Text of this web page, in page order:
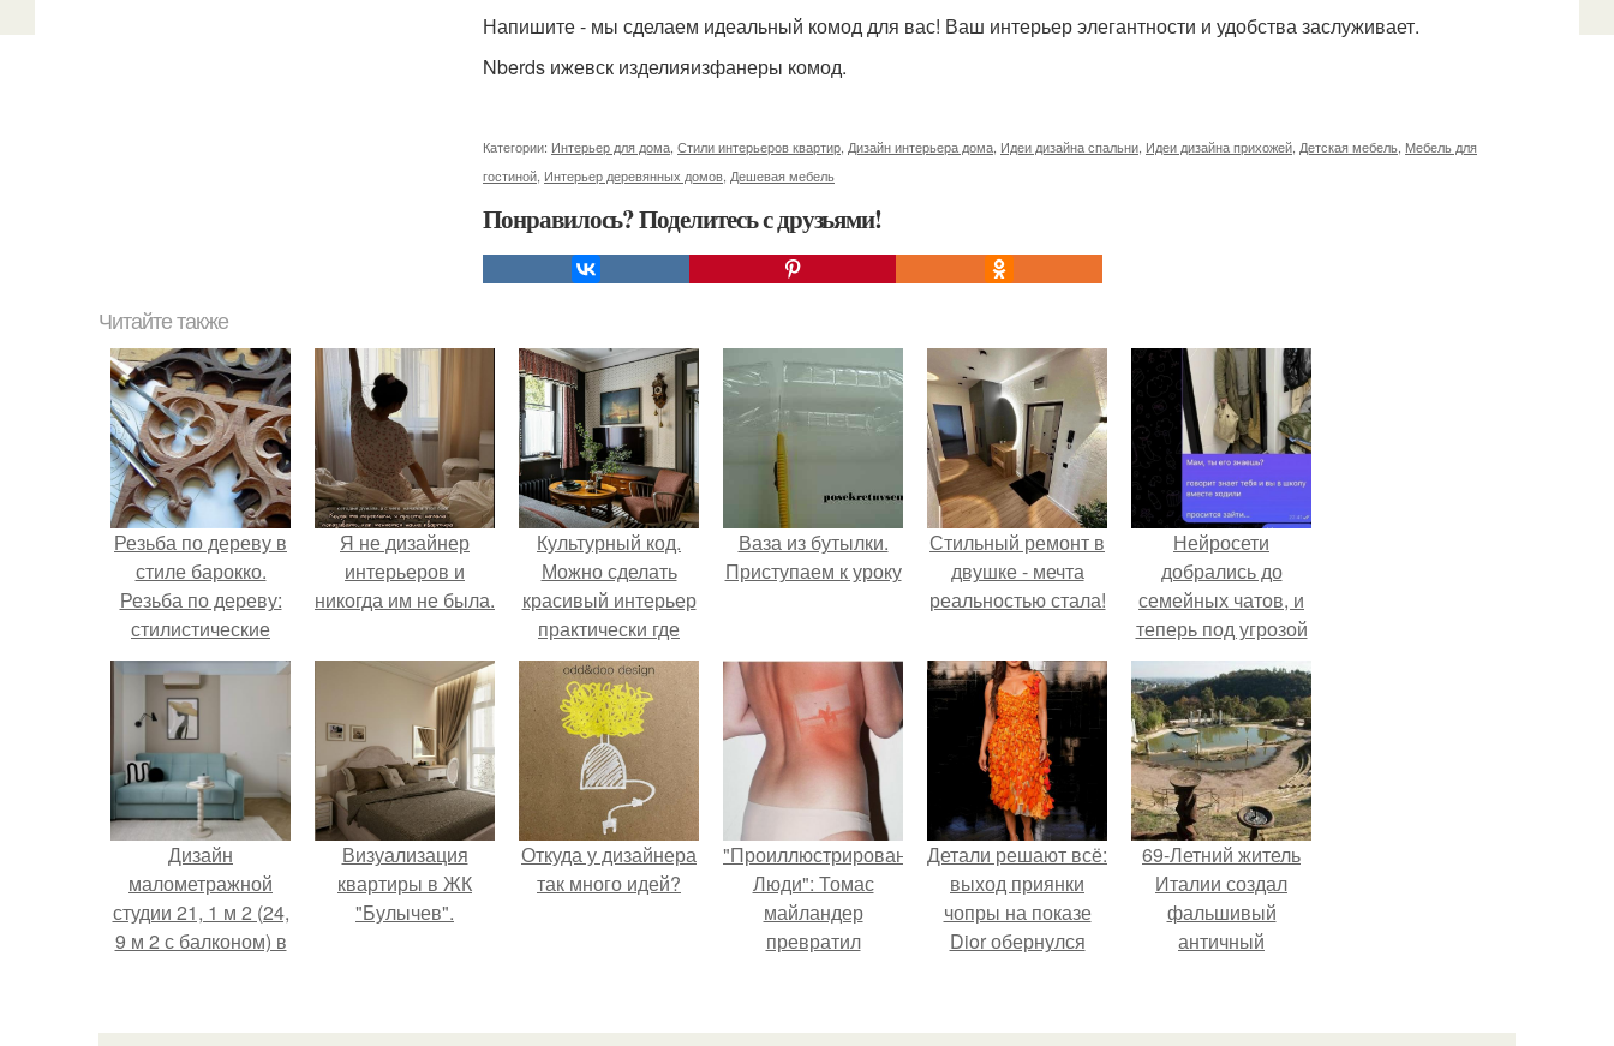
Напишите - мы сделаем идеальный комод для вас! Ваш интерьер элегантности и удобства заслуживает.
Nberds ижевск изделияизфанеры комод.
Категории: Интерьер для дома Стили интерьеров квартир Дизайн интерьера дома Идеи дизайна спальни Идеи дизайна прихожей Детская мебель Мебель для
гостиной Интерьер деревянных домов Дешевая мебель
Понравилось? Поделитесь с друзьями!
Читайте также
Резьба по дереву в
стиле барокко.
Резьба по дереву:
стилистические
направления и
характерные узоры.
Я не дизайнер
интерьеров и
никогда им не была.
Культурный код.
Можно сделать
красивый интерьер
практически где
угодно.
Ваза из бутылки.
Приступаем к уроку
Стильный ремонт в
двушке - мечта
реальностью стала!
Нейросети
добрались до
семейных чатов, и
теперь под угрозой
мамины нервы.
Дизайн
малометражной
студии 21, 1 м 2 (24,
9 м 2 с балконом) в
Визуализация
квартиры в ЖК
"Булычев".
Откуда у дизайнера
так много идей?
"Проиллюстрированные
Люди": Томас
майландер
превратил
Детали решают всё:
выход приянки
чопры на показе
Dior обернулся
пошива.
69-Летний житель
Италии создал
фальшивый
античный
успешно выдавал